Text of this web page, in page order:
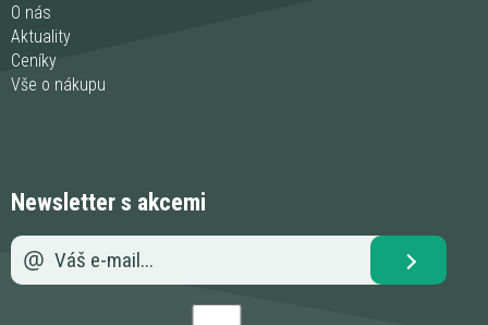
O nás
Aktuality
Ceníky
Vše o nákupu
Newsletter s akcemi